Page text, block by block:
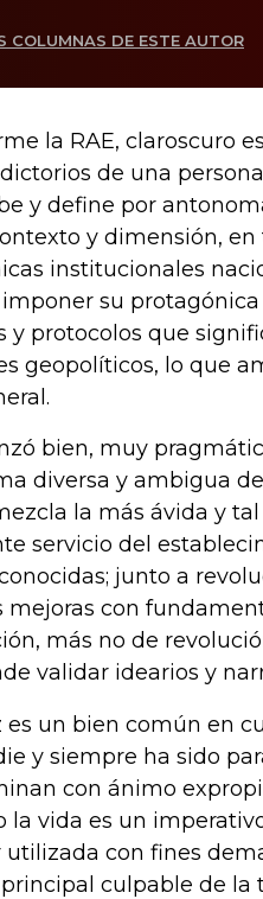
COLUMNAS DE ESTE AUTOR
la RAE, claroscuro
de una
y define por
y dimensión,
institucionales
su
y protocolos que
geopolíticos, lo que
bien, muy
diversa y ambigua
la más ávida y
servicio del
junto a
mejoras con
más no de
validar idearios y
es un bien común en
y siempre ha sido
con ánimo
la vida es un
utilizada con fines
culpable de la